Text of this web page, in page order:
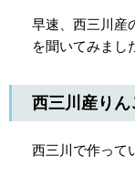
早速、西三川産
を聞いてみまし
西三川産りん
西三川で作って